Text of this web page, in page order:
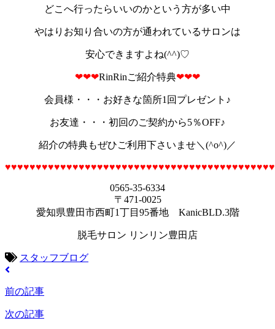
どこへ行ったらいいのかという方が多い中
やはりお知り合いの方が通われているサロンは
安心できますよね(^^)♡
❤❤❤RinRinご紹介特典❤❤❤
会員様・・・お好きな箇所1回プレゼント♪
お友達・・・初回のご契約から5％OFF♪
紹介の特典もぜひご利用下さいませ＼(^o^)／
♥♥♥♥♥♥♥♥♥♥♥♥♥♥♥♥♥♥♥♥♥♥♥♥♥♥♥♥♥♥♥♥♥♥♥♥♥♥♥♥♥♥♥♥
0565-35-6334
〒471-0025
愛知県豊田市西町1丁目95番地 KanicBLD.3階
脱毛サロン リンリン豊田店
スタッフブログ
前の記事
次の記事